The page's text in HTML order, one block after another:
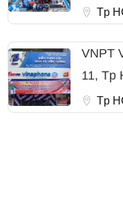
Tp
VNPT
11, Tp
Tp